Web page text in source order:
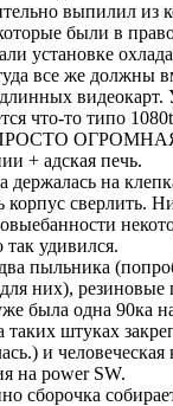
выпилил из
были в
установке
все же должны
видеокарт.
что-то типо
ПРОСТО
+ адская печь.
держалась на
корпус сверлить.
так удивился.
пыльника
них), резиновые
была одна 90ка
таких штуках
и человеческая
на power SW.
сборочка